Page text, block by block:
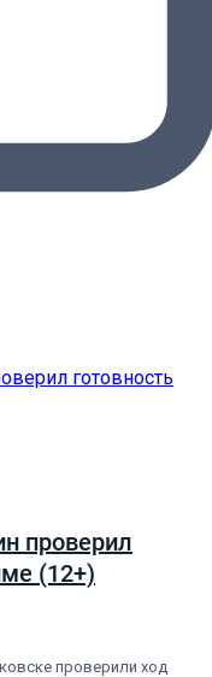
проверил
(12+)
проверили ход